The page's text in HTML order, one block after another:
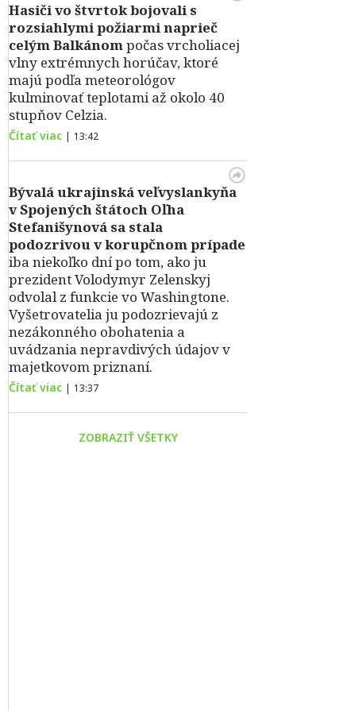
Hasiči vo štvrtok bojovali s
rozsiahlymi požiarmi naprieč
celým Balkánompočas vrcholiacej
vlny extrémnych horúčav, ktoré
majú podľa meteorológov
kulminovať teplotami až okolo 40
stupňov Celzia.
Čítať viac | 13:42
Bývalá ukrajinská veľvyslankyňa
v Spojených štátoch Oľha
Stefanišynová sa stala
podozrivou v korupčnom prípade
iba niekoľko dní po tom, ako ju
prezident Volodymyr Zelenskyj
odvolal z funkcie vo Washingtone.
Vyšetrovatelia ju podozrievajú z
nezákonného obohatenia a
uvádzania nepravdivých údajov v
majetkovom priznaní.
Čítať viac | 13:37
ZOBRAZIŤ VŠETKY